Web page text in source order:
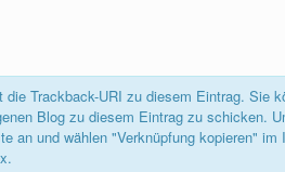
Trackback-URI zu diesem Eintrag. Sie
Blog zu diesem Eintrag zu schicken.
an und wählen "Verknüpfung kopieren" im